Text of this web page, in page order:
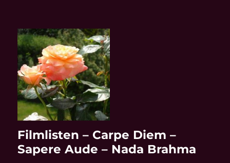
Filmlisten – Carpe Diem –
Sapere Aude – Nada Brahma